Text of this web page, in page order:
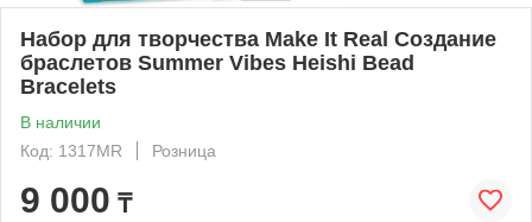
Набор для творчества Make It Real Создание
браслетов Summer Vibes Heishi Bead
Bracelets
В наличии
Код: 1317MR
Розница
9 000 ₸